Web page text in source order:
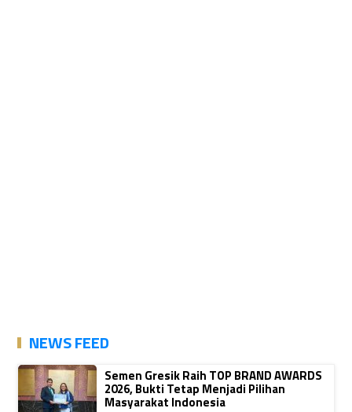
NEWS FEED
Semen Gresik Raih TOP BRAND AWARDS
2026, Bukti Tetap Menjadi Pilihan
Masyarakat Indonesia